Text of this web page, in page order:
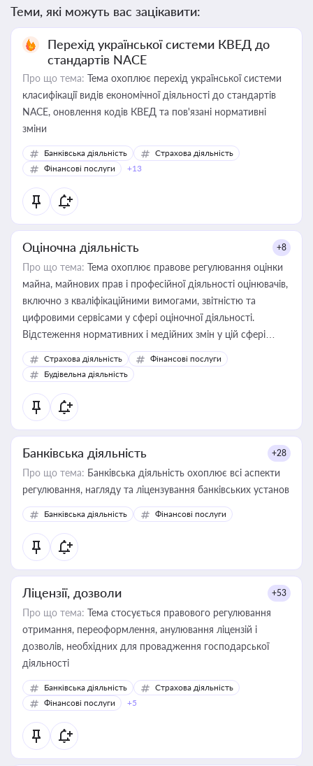
Теми, які можуть вас зацікавити:
Перехід української системи КВЕД до
стандартів NACE
Про що тема: Тема охоплює перехід української системи
класифікації видів економічної діяльності до стандартів
NACE, оновлення кодів КВЕД та пов'язані нормативні
зміни
Банківська діяльність
Страхова діяльність
Фінансові послуги
+13
Оціночна діяльність +8
Про що тема: Тема охоплює правове регулювання оцінки
майна, майнових прав і професійної діяльності оцінювачів,
включно з кваліфікаційними вимогами, звітністю та
цифровими сервісами у сфері оціночної діяльності.
Відстеження нормативних і медійних змін у цій сфері
корисне для власника бізнесу, керівника, юриста або
бухгалтера під час оподаткування, приватизації, оренди
державного майна, корпоративних угод і перевірки
статусу суб'єктів оціночної діяльності
Страхова діяльність
Фінансові послуги
Будівельна діяльність
Банківська діяльність +28
Про що тема: Банківська діяльність охоплює всі аспекти
регулювання, нагляду та ліцензування банківських установ
Банківська діяльність Фінансові послуги
Ліцензії, дозволи +53
Про що тема: Тема стосується правового регулювання
отримання, переоформлення, анулювання ліцензій і
дозволів, необхідних для провадження господарської
діяльності
Банківська діяльність
Страхова діяльність
Фінансові послуги
+5